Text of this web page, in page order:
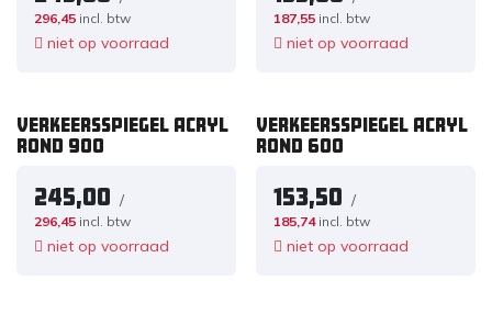
296,45 incl. btw
niet op voorraad
187,55 incl. btw
niet op voorraad
VERKEERSSPIEGEL ACRYL
ROND 900
245,00 /
296,45 incl. btw
niet op voorraad
VERKEERSSPIEGEL ACRYL
ROND 600
153,50 /
185,74 incl. btw
niet op voorraad